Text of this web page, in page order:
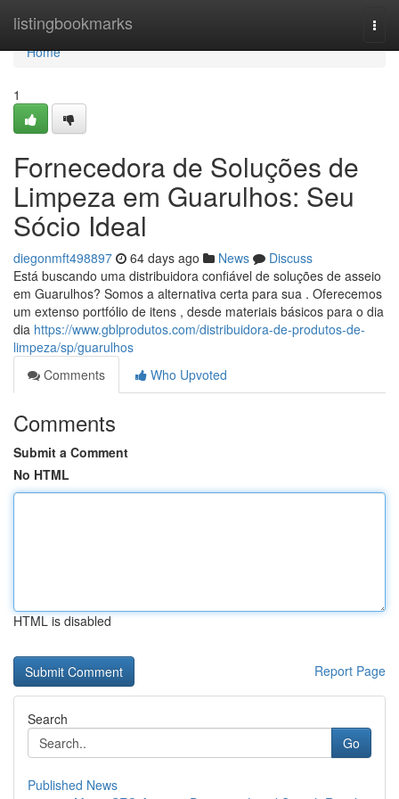
listingbookmarks
Home
Home
1
Fornecedora de Soluções de
Limpeza em Guarulhos: Seu
Sócio Ideal
diegonmft498897 64 days ago News
Discuss
Está buscando uma distribuidora confiável de soluções de asseio
em Guarulhos? Somos a alternativa certa para sua . Oferecemos
um extenso portfólio de itens , desde materiais básicos para o dia
dia https://www.gblprodutos.com/distribuidora-de-produtos-de-
limpeza/sp/guarulhos
Comments
Who Upvoted
Comments
Submit a Comment
No HTML
HTML is disabled
Report Page
Search
Go
Published News